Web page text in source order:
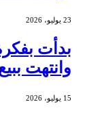
23 يوليو، 2026
بدأت
وانتهت ببيع
15 يوليو، 2026